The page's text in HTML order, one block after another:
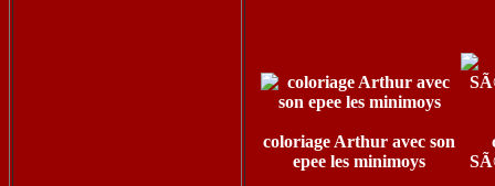
coloriage Arthur avec son
epee les minimoys